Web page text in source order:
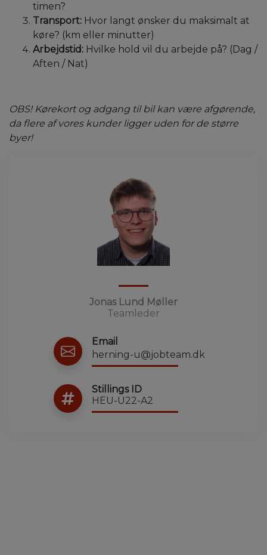
timen?
Transport: Hvor langt ønsker du maksimalt at
køre? (km eller minutter)
Arbejdstid: Hvilke hold vil du arbejde på? (Dag /
Aften / Nat)
OBS! Kørekort og adgang til bil kan være afgørende,
da flere af vores kunder ligger uden for de større
byer!
Jonas Lund Møller
Teamleder
Email
herning-u@jobteam.dk
Stillings ID
HEU-U22-A2